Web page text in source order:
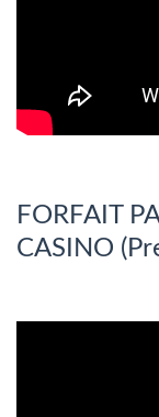
FORFAIT
CASINO